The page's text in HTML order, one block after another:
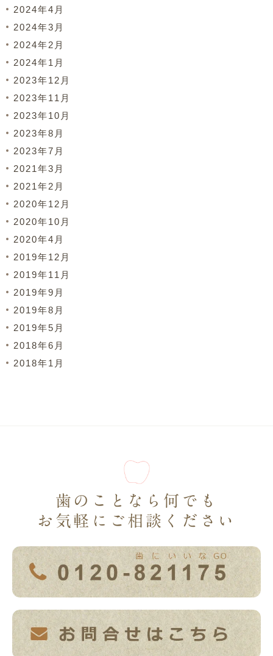
2024年4月
2024年3月
2024年2月
2024年1月
2023年12月
2023年11月
2023年10月
2023年8月
2023年7月
2021年3月
2021年2月
2020年12月
2020年10月
2020年4月
2019年12月
2019年11月
2019年9月
2019年8月
2019年5月
2018年6月
2018年1月
歯のことなら何でも
お気軽にご相談ください